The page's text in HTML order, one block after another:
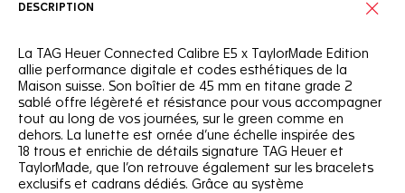
DESCRIPTION
La TAG Heuer Connected Calibre E5 x TaylorMade Edition
allie performance digitale et codes esthétiques de la
Maison suisse. Son boîtier de 45 mm en titane grade 2
sablé offre légèreté et résistance pour vous accompagner
tout au long de vos journées, sur le green comme en
dehors. La lunette est ornée d’une échelle inspirée des
18 trous et enrichie de détails signature TAG Heuer et
TaylorMade, que l’on retrouve également sur les bracelets
exclusifs et cadrans dédiés. Grâce au système